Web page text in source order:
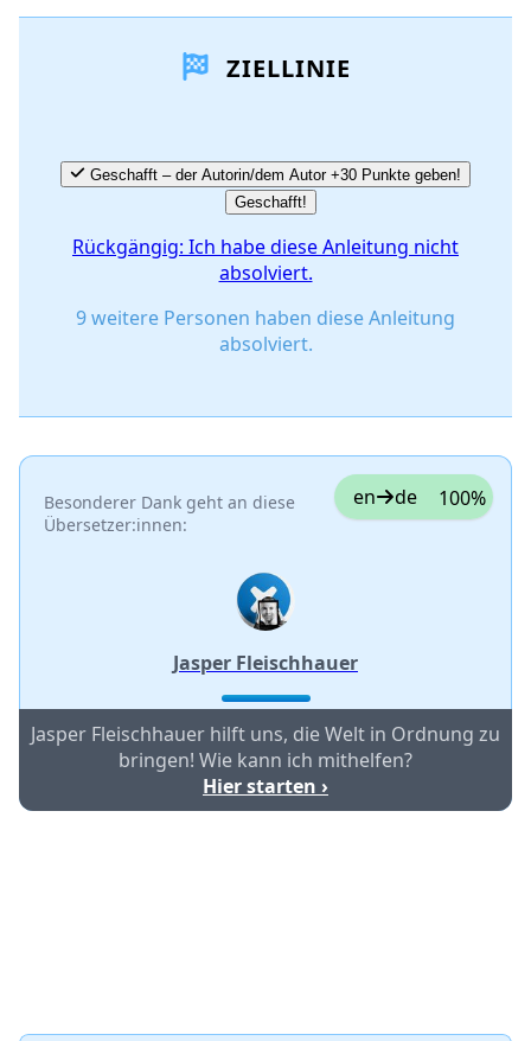
Kommentar hinzufügen
Abbrechen Kommentieren
ZIELLINIE
Geschafft – der Autorin/dem Autor +30 Punkte geben!
Geschafft!
Rückgängig: Ich habe diese Anleitung nicht
absolviert.
9 weitere Personen haben diese Anleitung
absolviert.
Besonderer Dank geht an diese
Übersetzer:innen:
en de 100%
Jasper Fleischhauer
Jasper Fleischhauer hilft uns, die Welt in Ordnung zu
bringen! Wie kann ich mithelfen?
Hier starten ›